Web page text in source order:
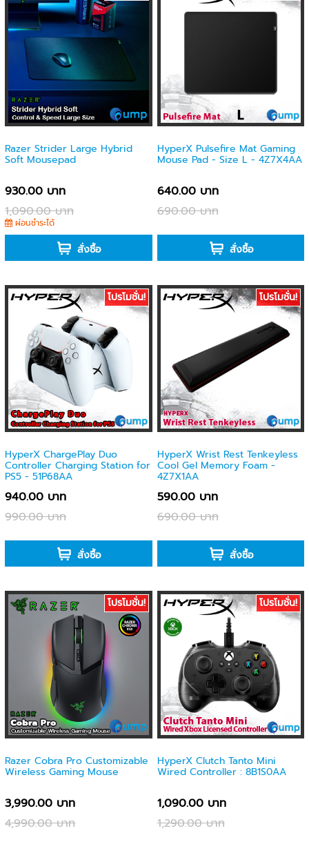
Razer Strider Large Hybrid
Soft Mousepad
930.00 บาท
1,090.00 บาท
ผ่อนชำระได้
สั่งซื้อ
HyperX Pulsefire Mat Gaming
Mouse Pad - Size L - 4Z7X4AA
640.00 บาท
690.00 บาท
สั่งซื้อ
โปรโมชั่น!
HyperX ChargePlay Duo
Controller Charging Station for
PS5 - 51P68AA
940.00 บาท
990.00 บาท
สั่งซื้อ
โปรโมชั่น!
HyperX Wrist Rest Tenkeyless
Cool Gel Memory Foam -
4Z7X1AA
590.00 บาท
690.00 บาท
สั่งซื้อ
โปรโมชั่น!
Razer Cobra Pro Customizable
Wireless Gaming Mouse
3,990.00 บาท
4,990.00 บาท
โปรโมชั่น!
HyperX Clutch Tanto Mini
Wired Controller : 8B1S0AA
1,090.00 บาท
1,290.00 บาท